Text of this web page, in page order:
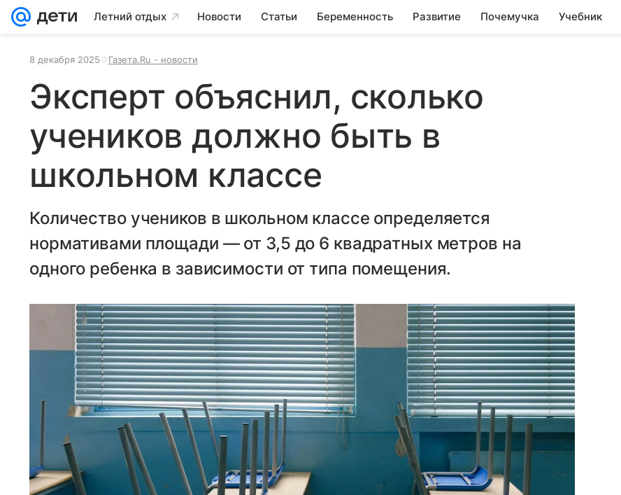
Летний отдых Новости Статьи Беременность Развитие Почемучка Учебник
8 декабря 2025 Газета.Ru - новости
Эксперт объяснил, сколько
учеников должно быть в
школьном классе
Количество учеников в школьном классе определяется
нормативами площади — от 3,5 до 6 квадратных метров на
одного ребенка в зависимости от типа помещения.